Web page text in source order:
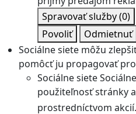
Spravovať služby(0)
Povoliť
Odmietnuť
Sociálne siete môžu
pomôcť ju propagovať
Sociálne siete
použiteľnosť stránky
prostredníctvom akcií.